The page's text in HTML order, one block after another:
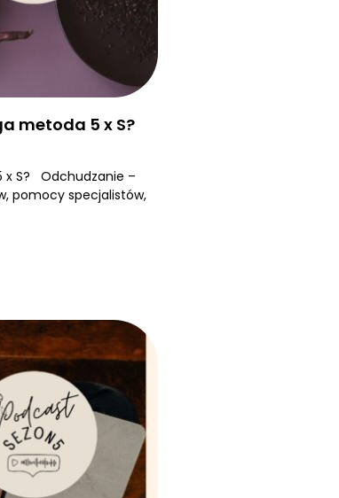
metoda 5 x S?
x S? Odchudzanie –
pomocy specjalistów,